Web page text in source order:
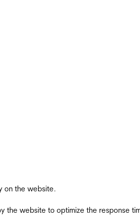
on the website.
the website to optimize the response